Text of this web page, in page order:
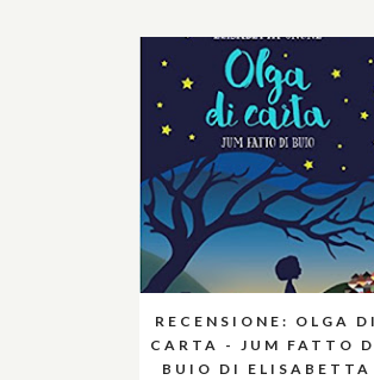
RECENSIONE: OLGA DI
CARTA - JUM FATTO
BUIO DI ELISABETTA